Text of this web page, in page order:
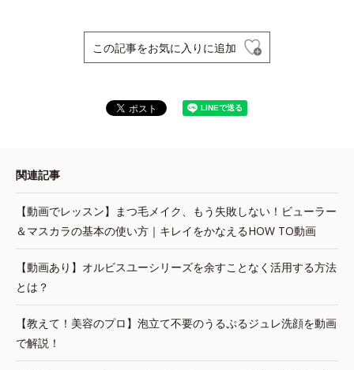
この記事をお気に入りに追加
関連記事
【動画でレッスン】まつ毛メイク、もう失敗しない！ビューラー
＆マスカラの基本の使い方｜キレイをかなえるHOW TO動画
【動画あり】オルビスユーシリーズを余すことなく活用する方法
とは？
【教えて！美容のプロ】泡立て不要のうるぷるジュレ洗顔を動画
で解説！